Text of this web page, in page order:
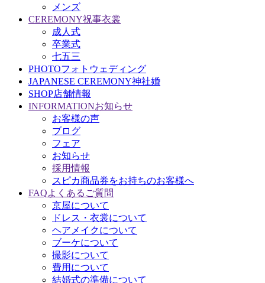
メンズ
CEREMONY祝事衣裳
成人式
卒業式
七五三
PHOTOフォトウェディング
JAPANESE CEREMONY神社婚
SHOP店舗情報
INFORMATIONお知らせ
お客様の声
ブログ
フェア
お知らせ
採用情報
スピカ商品券をお持ちのお客様へ
FAQよくあるご質問
京屋について
ドレス・衣裳について
ヘアメイクについて
ブーケについて
撮影について
費用について
結婚式の準備について